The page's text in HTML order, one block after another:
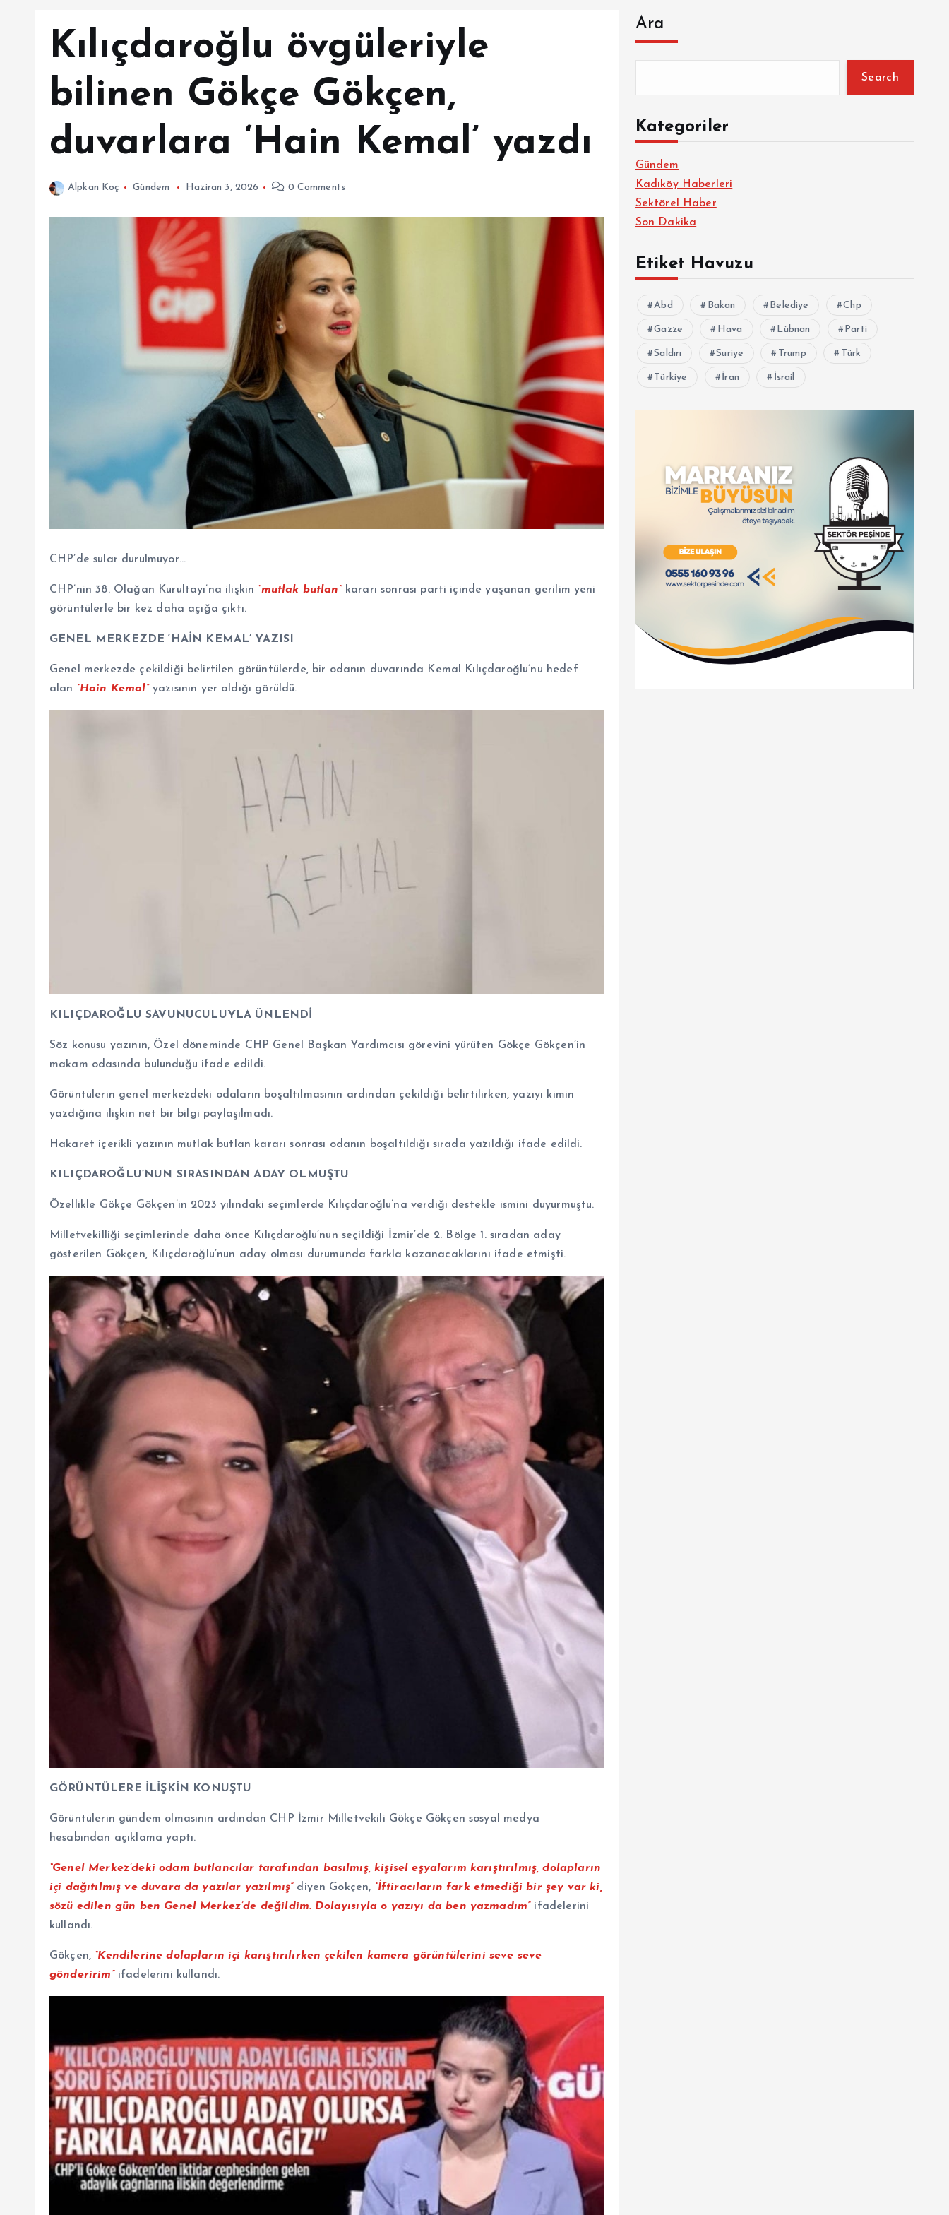
Kılıçdaroğlu övgüleriyle
bilinen Gökçe Gökçen,
duvarlara ‘Hain Kemal’ yazdı
Alpkan Koç Gündem Haziran 3, 2026 0 Comments
CHP’de sular durulmuyor…
CHP’nin 38. Olağan Kurultayı’na ilişkin “mutlak butlan”kararı sonrası parti içinde yaşanan gerilim yeni
görüntülerle bir kez daha açığa çıktı.
GENEL MERKEZDE ‘HAİN KEMAL’ YAZISI
Genel merkezde çekildiği belirtilen görüntülerde, bir odanın duvarında Kemal Kılıçdaroğlu’nu hedef
alan “Hain Kemal” yazısının yer aldığı görüldü.
KILIÇDAROĞLU SAVUNUCULUYLA ÜNLENDİ
Söz konusu yazının, Özel döneminde CHP Genel Başkan Yardımcısı görevini yürüten Gökçe Gökçen’in
makam odasında bulunduğu ifade edildi.
Görüntülerin genel merkezdeki odaların boşaltılmasının ardından çekildiği belirtilirken, yazıyı kimin
yazdığına ilişkin net bir bilgi paylaşılmadı.
Hakaret içerikli yazının mutlak butlan kararı sonrası odanın boşaltıldığı sırada yazıldığı ifade edildi.
KILIÇDAROĞLU’NUN SIRASINDAN ADAY OLMUŞTU
Özellikle Gökçe Gökçen’in 2023 yılındaki seçimlerde Kılıçdaroğlu’na verdiği destekle ismini duyurmuştu.
Milletvekilliği seçimlerinde daha önce Kılıçdaroğlu’nun seçildiği İzmir’de 2. Bölge 1. sıradan aday
gösterilen Gökçen, Kılıçdaroğlu’nun aday olması durumunda farkla kazanacaklarını ifade etmişti.
GÖRÜNTÜLERE İLİŞKİN KONUŞTU
Görüntülerin gündem olmasının ardından CHP İzmir Milletvekili Gökçe Gökçen sosyal medya
hesabından açıklama yaptı.
“Genel Merkez’deki odam butlancılar tarafından basılmış, kişisel eşyalarım karıştırılmış, dolapların
içi dağıtılmış ve duvara da yazılar yazılmış” diyen Gökçen, “İftiracıların fark etmediği bir şey var ki,
sözü edilen gün ben Genel Merkez’de değildim. Dolayısıyla o yazıyı da ben yazmadım”ifadelerini
kullandı.
Gökçen, “Kendilerine dolapların içi karıştırılırken çekilen kamera görüntülerini seve seve
gönderirim”ifadelerini kullandı.
Ara
Search
Kategoriler
Gündem
Kadıköy Haberleri
Sektörel Haber
Son Dakika
Etiket Havuzu
Abd Bakan Belediye Chp
Gazze Hava Lübnan Parti
Saldırı Suriye Trump Türk
Türkiye İran İsrail